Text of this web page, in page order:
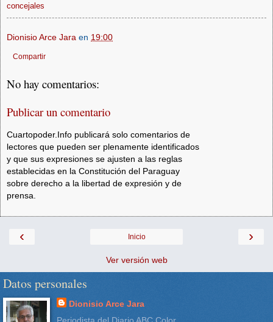
concejales
Dionisio Arce Jara en 19:00
Compartir
No hay comentarios:
Publicar un comentario
Cuartopoder.Info publicará solo comentarios de
lectores que pueden ser plenamente identificados
y que sus expresiones se ajusten a las reglas
establecidas en la Constitución del Paraguay
sobre derecho a la libertad de expresión y de
prensa.
‹ ›
Inicio
Ver versión web
Datos personales
Dionisio Arce Jara